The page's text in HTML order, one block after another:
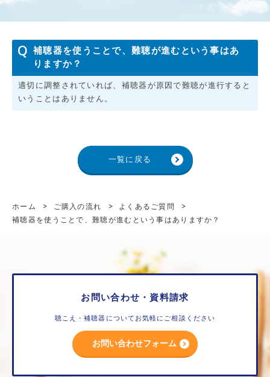
補聴器を使うことで、難聴が進むという事はあ
りますか？
適切に調整されていれば、補聴器が原因で難聴が進行すると
いうことはありません。
一覧に戻る
ホーム > ご購入の流れ > よくあるご質問
>
補聴器を使うことで、難聴が進むという事はありますか？
お問い合わせ・資料請求
聴こえ・補聴器についてお気軽にご相談ください
お問い合わせフォーム